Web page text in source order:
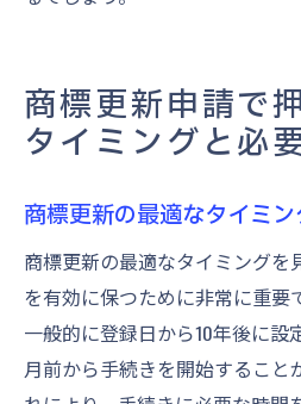
商標更新申請で
タイミングと必
商標更新の最適なタイミ
商標更新の最適なタイミングを
を有効に保つために非常に重要
一般的に登録日から10年後に設
月前から手続きを開始すること